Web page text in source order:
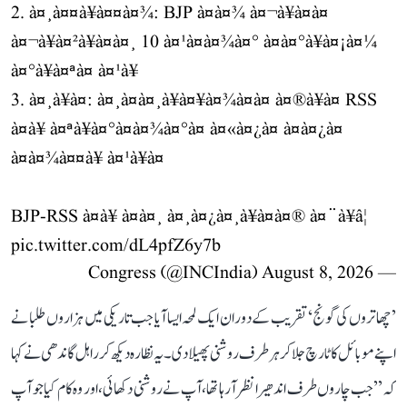
2. à¤¸à¤¤à¥à¤¤à¤¾: BJP à¤à¤¾ à¤¬à¥à¤à¤
à¤¬à¥à¤²à¥à¤à¤¸ 10 à¤¹à¤à¤¾à¤° à¤à¤°à¥à¤¡à¤¼
à¤°à¥à¤ªà¤ à¤¹à¥
3. à¤¸à¥à¤: à¤¸à¤à¤¸à¥à¤¥à¤¾à¤à¤ à¤®à¥à¤ RSS
à¤à¥ à¤ªà¥à¤°à¤à¤¾à¤°à¤ à¤«à¤¿à¤ à¤à¤¿à¤
à¤à¤¾à¤¤à¥ à¤¹à¥à¤
BJP-RSS à¤à¥ à¤à¤¸ à¤¸à¤¿à¤¸à¥à¤à¤® à¤¨à¥â¦
pic.twitter.com/dL4pfZ6y7b
— Congress (@INCIndia)
August 8, 2026
’چھاتروں کی گونج‘ تقریب کے دوران ایک لمحہ ایسا آیا جب تاریکی میں ہزاروں طلبا نے
اپنے موبائل کا ٹارچ جلا کر ہر طرف روشنی پھیلا دی۔ یہ نظارہ دیکھ کر راہل گاندھی نے کہا
کہ ’’جب چاروں طرف اندھیرا نظر آ رہا تھا، آپ نے روشنی دکھائی، اور وہ کام کیا جو آپ